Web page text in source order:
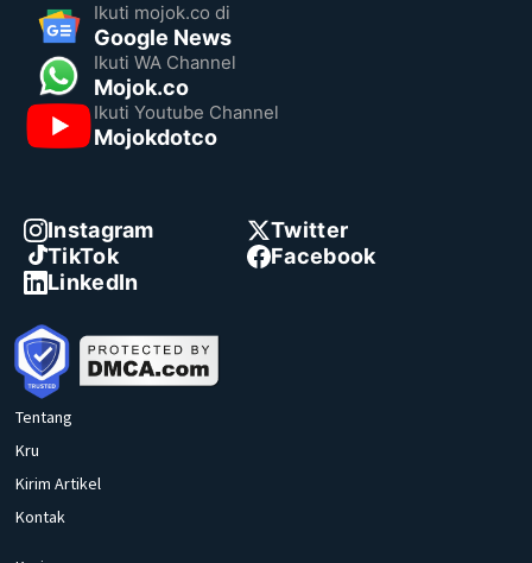
Ikuti mojok.co di
Google News
Ikuti WA Channel
Mojok.co
Ikuti Youtube Channel
Mojokdotco
Instagram
Twitter
TikTok
Facebook
LinkedIn
Tentang
Kru
Kirim Artikel
Kontak